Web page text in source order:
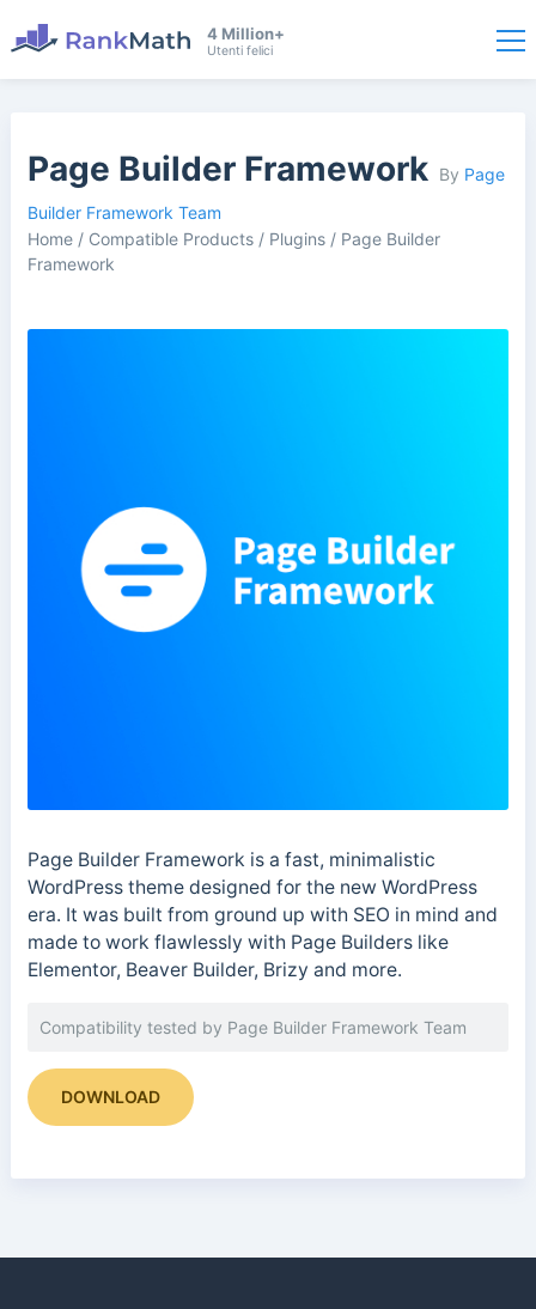
4 Million+
Utenti felici
Page Builder Framework By Page
Builder Framework Team
Home/ Compatible Products/ Plugins/ Page Builder
Framework
Page Builder Framework is a fast, minimalistic
WordPress theme designed for the new WordPress
era. It was built from ground up with SEO in mind and
made to work flawlessly with Page Builders like
Elementor, Beaver Builder, Brizy and more.
Compatibility tested by Page Builder Framework Team
DOWNLOAD